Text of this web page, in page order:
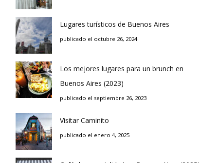
Lugares turísticos de Buenos Aires
publicado el octubre 26, 2024
Los mejores lugares para un brunch en
Buenos Aires (2023)
publicado el septiembre 26, 2023
Visitar Caminito
publicado el enero 4, 2025